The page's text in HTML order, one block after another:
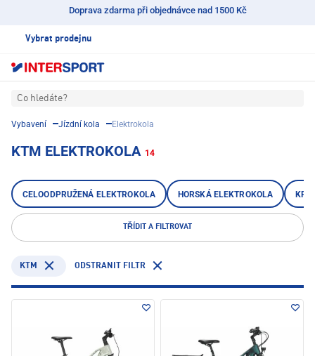
Doprava zdarma při objednávce nad 1500 Kč
Vybrat prodejnu
Co hledáte?
Vybavení Jízdní kola Elektrokola
KTM ELEKTROKOLA 14
CELOODPRUŽENÁ ELEKTROKOLA HORSKÁ ELEKTROKOLA
TŘÍDIT A FILTROVAT
KTM ODSTRANIT FILTR